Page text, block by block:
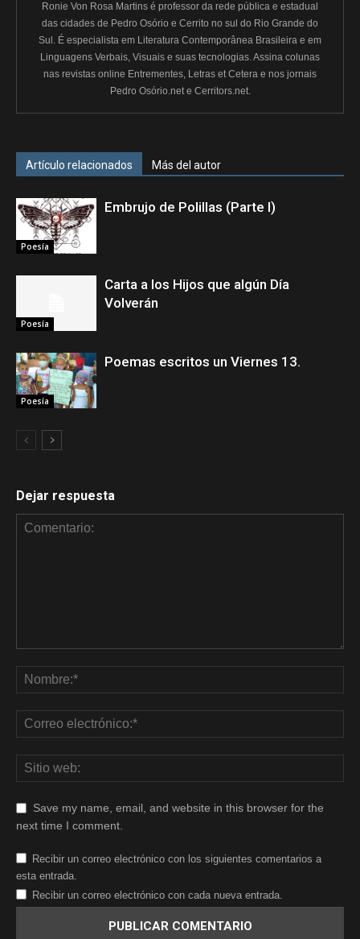
Ronie Von Rosa Martins é professor da rede pública e estadual
das cidades de Pedro Osório e Cerrito no sul do Rio Grande do
Sul. É especialista em Literatura Contemporânea Brasileira e em
Linguagens Verbais, Visuais e suas tecnologias. Assina colunas
nas revistas online Entrementes, Letras et Cetera e nos jornais
Pedro Osório.net e Cerritors.net.
Artículo relacionados Más del autor
Poesía
Embrujo de Polillas (Parte I)
Poesía
Carta a los Hijos que algún Día
Volverán
Poesía
Poemas escritos un Viernes 13.
Dejar respuesta
Save my name, email, and website in this browser for the
next time I comment.
Recibir un correo electrónico con los siguientes comentarios a
esta entrada.
Recibir un correo electrónico con cada nueva entrada.